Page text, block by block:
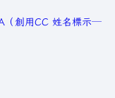
（創用CC 姓名標示─